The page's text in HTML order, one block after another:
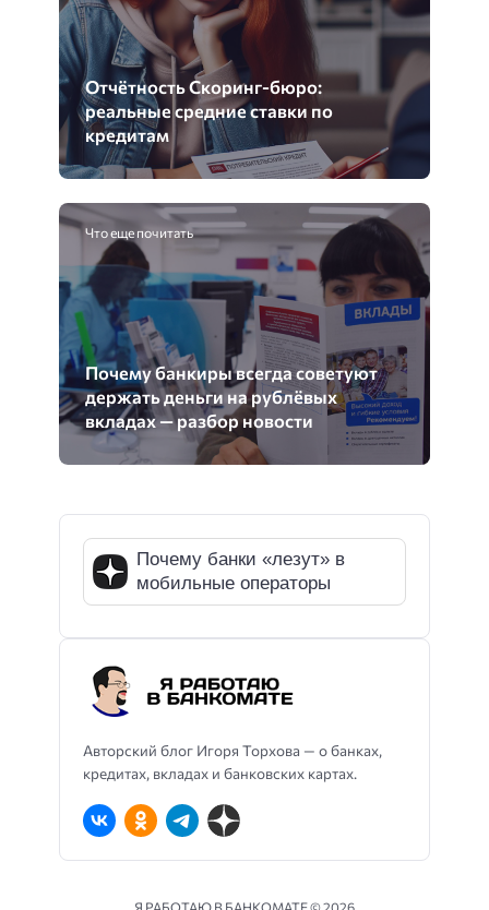
Отчётность Скоринг-бюро:
реальные средние ставки по
кредитам
Что еще почитать
Почему банкиры всегда советуют
держать деньги на рублёвых
вкладах — разбор новости
Авторский блог Игоря Торхова — о банках,
кредитах, вкладах и банковских картах.
Почему банки «лезут» в
мобильные операторы
Я РАБОТАЮ В БАНКОМАТЕ ©2026